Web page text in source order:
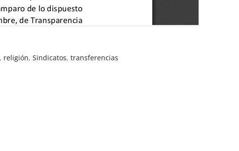
, religión,Sindicatos,transferencias